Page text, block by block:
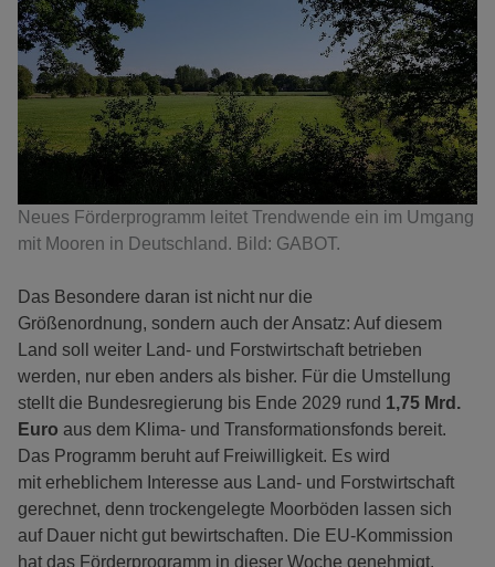
Neues Förderprogramm leitet Trendwende ein im Umgang
mit Mooren in Deutschland. Bild: GABOT.
Das Besondere daran ist nicht nur die
Größenordnung, sondern auch der Ansatz: Auf diesem
Land soll weiter Land- und Forstwirtschaft betrieben
werden, nur eben anders als bisher. Für die Umstellung
stellt die Bundesregierung bis Ende 2029 rund 1,75 Mrd.
Euro aus dem Klima- und Transformationsfonds bereit.
Das Programm beruht auf Freiwilligkeit. Es wird
mit erheblichem Interesse aus Land- und Forstwirtschaft
gerechnet, denn trockengelegte Moorböden lassen sich
auf Dauer nicht gut bewirtschaften. Die EU-Kommission
hat das Förderprogramm in dieser Woche genehmigt.